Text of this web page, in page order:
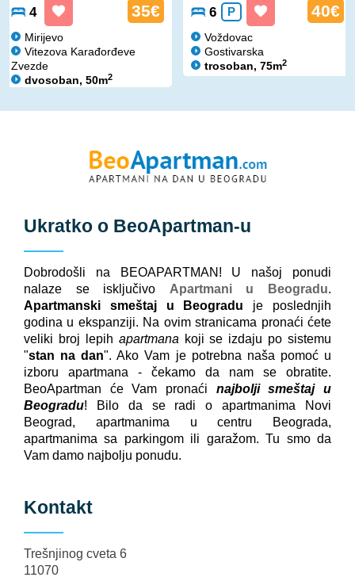
4 35€
Mirijevo
Vitezova Karađorđeve
Zvezde
dvosoban, 50m2
6 P 40€
Voždovac
Gostivarska
trosoban, 75m2
Ukratko o BeoApartman-u
Dobrodošli na BEOAPARTMAN! U našoj ponudi
nalaze se isključivo Apartmani u Beogradu.
Apartmanski smeštaj u Beogradu je poslednjih
godina u ekspanziji. Na ovim stranicama pronaći ćete
veliki broj lepih apartmanakoji se izdaju po sistemu
"stan na dan". Ako Vam je potrebna naša pomoć u
izboru apartmana - čekamo da nam se obratite.
BeoApartman će Vam pronaći najbolji smeštaj u
Beogradu! Bilo da se radi o apartmanima Novi
Beograd, apartmanima u centru Beograda,
apartmanima sa parkingom ili garažom. Tu smo da
Vam damo najbolju ponudu.
Kontakt
Trešnjinog cveta 6
11070